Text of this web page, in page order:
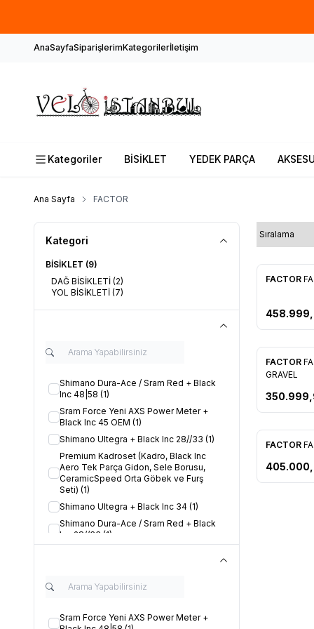
AnaSayfaSiparişlerimKategorilerİletişim
Kategoriler BİSİKLET YEDEK PARÇA
Ana Sayfa FACTOR
Kategori
BİSİKLET (9)
DAĞ BİSİKLETİ (2)
YOL BİSİKLETİ (7)
Shimano Dura-Ace / Sram Red + Black
Inc 48|58 (1)
Sram Force Yeni AXS Power Meter +
Black Inc 45 OEM (1)
Shimano Ultegra + Black Inc 28//33 (1)
Premium Kadroset (Kadro, Black Inc
Aero Tek Parça Gidon, Sele Borusu,
CeramicSpeed Orta Göbek ve Furş
Seti) (1)
Shimano Ultegra + Black Inc 34 (1)
Shimano Dura-Ace / Sram Red + Black
Inc 28//33 (1)
Onyx Black
(1)
Sram Force Yeni AXS Power Meter +
FACTOR
FACTOR
GRAVEL
FACTOR